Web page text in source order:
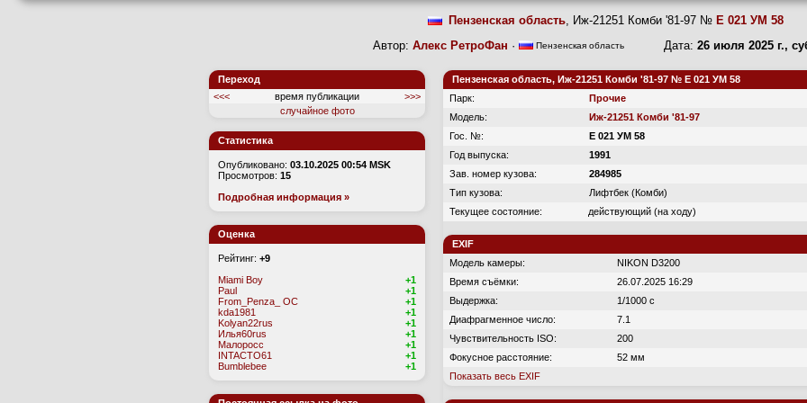
Пензенская область, Иж-21251 Комби '81-97 № Е 021 УМ 58
Автор: Алекс РетроФан · Пензенская область Дата: 26 июля 2025 г.,
Переход
<<<
время публикации
>>>
случайное фото
Статистика
Опубликовано: 03.10.2025 00:54 MSK
Просмотров: 15
Подробная информация »
Оценка
Рейтинг: +9
Miami Boy
+1
Paul
+1
From_Penza_ OC
+1
kda1981
+1
Kolyan22rus
+1
Илья60rus
+1
Малоросс
+1
INTACTO61
+1
Bumblebee
+1
Пензенская область, Иж-21251 Комби '81-97 № Е 021 УМ 58
Парк:
Прочие
Модель:
Иж-21251 Комби '81-97
Гос. №:
Е 021 УМ 58
Год выпуска:
1991
Зав. номер кузова:
284985
Тип кузова:
Лифтбек (Комби)
Текущее состояние:
действующий (на ходу)
EXIF
Модель камеры:
NIKON D3200
Время съёмки:
26.07.2025 16:29
Выдержка:
1/1000 с
Диафрагменное число:
7.1
Чувствительность ISO:
200
Фокусное расстояние:
52 мм
Показать весь EXIF